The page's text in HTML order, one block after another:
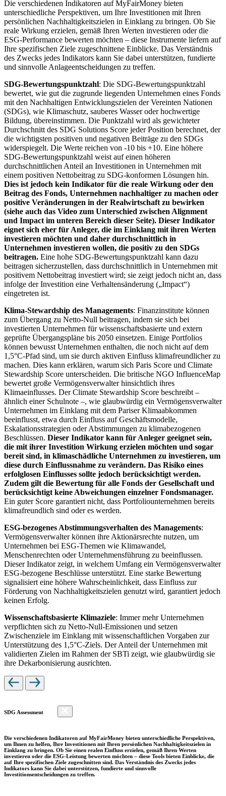
Die verschiedenen Indikatoren auf MyFairMoney bieten
unterschiedliche Perspektiven, um Ihre Investitionen mit Ihren
persönlichen Nachhaltigkeitszielen in Einklang zu bringen. Ob Sie
reale Wirkung erzielen, gemäß Ihren Werten investieren oder die
ESG-Performance bewerten möchten – diese Instrumente liefern auf
Ihre spezifischen Ziele zugeschnittene Einblicke. Das Verständnis
des Zwecks jedes Indikators kann Sie dabei unterstützen, fundierte
und sinnvolle Anlageentscheidungen zu treffen.
SDG-Bewertungspunktzahl: Die SDG-Bewertungspunktzahl
bewertet, wie gut die zugrunde liegenden Unternehmen eines Fonds
mit den Nachhaltigen Entwicklungszielen der Vereinten Nationen
(SDGs), wie Klimaschutz, sauberes Wasser oder hochwertige
Bildung, übereinstimmen. Die Punktzahl wird als gewichteter
Durchschnitt des SDG Solutions Score jeder Position berechnet, der
die wichtigsten positiven und negativen Beiträge zu den SDGs
widerspiegelt. Die Werte reichen von -10 bis +10. Eine höhere
SDG-Bewertungspunktzahl weist auf einen höheren
durchschnittlichen Anteil an Investitionen in Unternehmen mit
einem positiven Nettobeitrag zu SDG-konformen Lösungen hin.
Dies ist jedoch kein Indikator für die reale Wirkung oder den
Beitrag des Fonds, Unternehmen nachhaltiger zu machen oder
positive Veränderungen in der Realwirtschaft zu bewirken
(siehe auch das Video zum Unterschied zwischen Alignment
und Impact im unteren Bereich dieser Seite). Dieser Indikator
eignet sich eher für Anleger, die im Einklang mit ihren Werten
investieren möchten und daher durchschnittlich in
Unternehmen investieren wollen, die positiv zu den SDGs
beitragen. Eine hohe SDG-Bewertungspunktzahl kann dazu
beitragen sicherzustellen, dass durchschnittlich in Unternehmen mit
positivem Nettobeitrag investiert wird; sie zeigt jedoch nicht an, dass
infolge der Investition eine Verhaltensänderung („Impact“)
eingetreten ist.
Klima-Stewardship des Managements: Finanzinstitute können
zum Übergang zu Netto-Null beitragen, indem sie sich bei
investierten Unternehmen für wissenschaftsbasierte und extern
geprüfte Übergangspläne bis 2050 einsetzen. Einige Portfolios
können bewusst Unternehmen enthalten, die noch nicht auf dem
1,5°C-Pfad sind, um sie durch aktiven Einfluss klimafreundlicher zu
machen. Dies kann erklären, warum sich Paris Score und Climate
Stewardship Score unterscheiden. Die britische NGO InfluenceMap
bewertet große Vermögensverwalter hinsichtlich ihres
Klimaeinflusses. Der Climate Stewardship Score beschreibt –
ähnlich einer Schulnote –, wie glaubwürdig ein Vermögensverwalter
Unternehmen im Einklang mit dem Pariser Klimaabkommen
beeinflusst, etwa durch Einfluss auf Geschäftsmodelle,
Eskalationsstrategien oder Abstimmungen zu klimabezogenen
Beschlüssen. Dieser Indikator kann für Anleger geeignet sein,
die mit ihrer Investition Wirkung erzielen möchten und sogar
bereit sind, in klimaschädliche Unternehmen zu investieren, um
diese durch Einflussnahme zu verändern. Das Risiko eines
erfolglosen Einflusses sollte jedoch berücksichtigt werden.
Zudem gilt die Bewertung für alle Fonds der Gesellschaft und
berücksichtigt keine Abweichungen einzelner Fondsmanager.
Ein guter Score garantiert nicht, dass Portfoliounternehmen bereits
klimafreundlich sind oder es werden.
ESG-bezogenes Abstimmungsverhalten des Managements:
Vermögensverwalter können ihre Aktionärsrechte nutzen, um
Unternehmen bei ESG-Themen wie Klimawandel,
Menschenrechten oder Unternehmensführung zu beeinflussen.
Dieser Indikator zeigt, in welchem Umfang ein Vermögensverwalter
ESG-bezogene Beschlüsse unterstützt. Eine starke Bewertung
signalisiert eine höhere Wahrscheinlichkeit, dass Einfluss zur
Förderung von Nachhaltigkeitszielen genutzt wird, garantiert jedoch
keinen Erfolg.
Wissenschaftsbasierte Klimaziele: Immer mehr Unternehmen
verpflichten sich zu Netto-Null-Emissionen und setzen
Zwischenziele im Einklang mit wissenschaftlichen Vorgaben zur
Unterstützung des 1,5°C-Ziels. Der Anteil der Unternehmen mit
validierten Zielen im Rahmen der SBTi zeigt, wie glaubwürdig sie
ihre Dekarbonisierung ausrichten.
SDG Assessment
Die verschiedenen Indikatoren auf MyFairMoney bieten unterschiedliche Perspektiven,
um Ihnen zu helfen, Ihre Investitionen mit Ihren persönlichen Nachhaltigkeitszielen in
Einklang zu bringen. Ob Sie einen realen Einfluss erzielen, gemäß Ihren Werten
investieren oder die ESG-Leistung bewerten möchten – diese Tools bieten Einblicke, die
auf Ihre spezifischen Ziele zugeschnitten sind. Das Verständnis des Zwecks jedes
Indikators kann Sie dabei unterstützen, fundierte und sinnvolle
Investitionsentscheidungen zu treffen.